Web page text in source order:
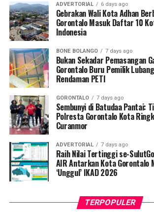
Koordinator Desa KKN-PK UNG Desa
Mohamad Nur, menyampaikan bahwa
teknis pelayanan medis, mahasiswa
edukator kesehatan masyarakat.
Penyuluhan difokuskan pada
penularan, pengenalan gejala awal,
hingga tuntas, serta pengikisan stigma
penyintas TBC di lingkungan warga.
“Literasi kesehatan warga adalah fondasi
memutus rantai penularan TBC. Kami
menyampaikan edukasi yang persuasif
dipahami agar warga tidak ragu
apabila mengalami gejala batuk
ADVERTORIAL 6 days ago
Gebrakan Wali Kota Adhan
Gorontalo Masuk Daftar 10
Indonesia
BONE BOLANGO 7 days ago
Bukan Sekadar Pemasangan
Gorontalo Buru Pemilik
Rendaman PETI
GORONTALO 7 days ago
Sembunyi di Batudaa Pantai:
Polresta Gorontalo Kota
Curanmor
ADVERTORIAL 7 days ago
Raih Nilai Tertinggi se-
AIR Antarkan Kota Gorontalo
‘Unggul’ IKAD 2026
TERPOPULER